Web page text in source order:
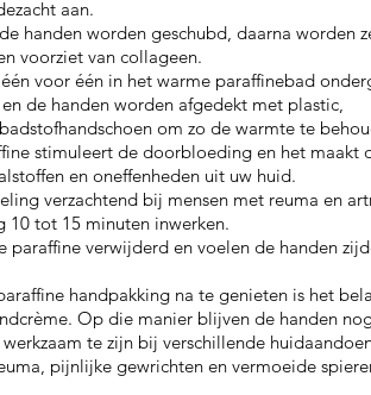
aan.
handen worden geschubd, daarna worden
voorziet van collageen.
voor één in het warme paraffinebad
de handen worden afgedekt met plastic,
om zo de warmte te
stimuleert de doorbloeding en het maakt
en oneffenheden uit uw huid.
verzachtend bij mensen met reuma en
10 tot 15 minuten inwerken.
paraffine verwijderd en voelen de handen
handpakking na te genieten is het
Op die manier blijven de handen
te zijn bij verschillende
pijnlijke gewrichten en vermoeide